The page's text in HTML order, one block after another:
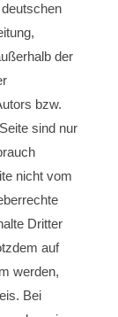
der
bzw.
sind nur
nicht vom
Dritter
auf
werden,
Bei